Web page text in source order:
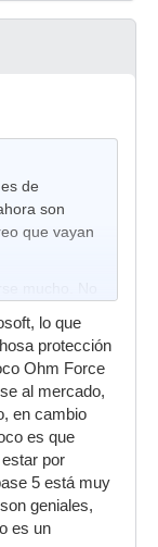
de
son
que vayan
mucho. No
falta y más
la gente
control
lo que
protección
Ohm Force
al mercado,
en cambio
es que
por
5 está muy
geniales,
es un